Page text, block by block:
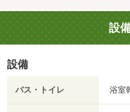
設
設備
バス・トイレ 浴室